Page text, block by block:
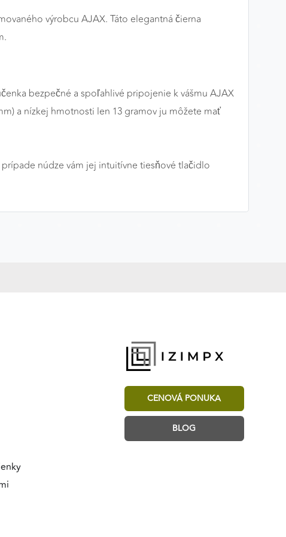
výrobcu AJAX. Táto elegantná čierna
bezpečné a spoľahlivé pripojenie k vášmu AJAX
a nízkej hmotnosti len 13 gramov ju môžete mať
núdze vám jej intuitívne tiesňové tlačidlo
CENOVÁ PONUKA
BLOG